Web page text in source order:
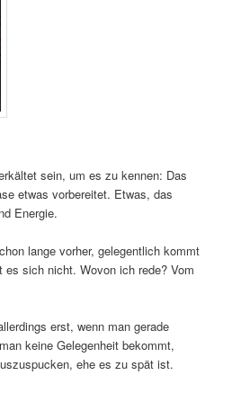
sein, um es zu kennen: Das
etwas vorbereitet. Etwas, das
Energie.
lange vorher, gelegentlich kommt
sich nicht. Wovon ich rede? Vom
erst, wenn man gerade
keine Gelegenheit bekommt,
ehe es zu spät ist.